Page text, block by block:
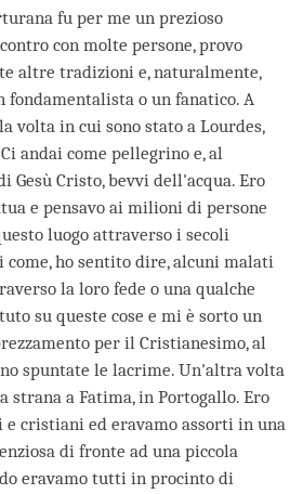
fu per me un prezioso
con molte persone, provo
altre tradizioni e, naturalmente,
fondamentalista o un fanatico. A
volta in cui sono stato a Lourdes,
andai come pellegrino e, al
Gesù Cristo, bevvi dell'acqua. Ero
e pensavo ai milioni di persone
luogo attraverso i secoli
come, ho sentito dire, alcuni malati
la loro fede o una qualche
su queste cose e mi è sorto un
per il Cristianesimo, al
spuntate le lacrime. Un'altra volta
strana a Fatima, in Portogallo. Ero
cristiani ed eravamo assorti in una
di fronte ad una piccola
eravamo tutti in procinto di